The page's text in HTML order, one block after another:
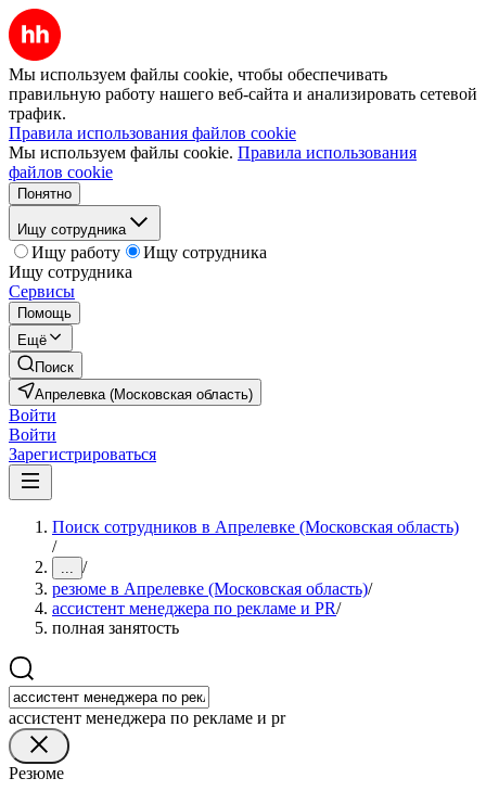
Мы используем файлы cookie, чтобы обеспечивать
правильную работу нашего веб-сайта и анализировать сетевой
трафик.
Правила использования файлов cookie
Мы используем файлы cookie. Правила использования
файлов cookie
Понятно
Ищу сотрудника
Ищу работу
Ищу сотрудника
Ищу сотрудника
Сервисы
Помощь
Ещё
Поиск
Апрелевка (Московская область)
Войти
Войти
Зарегистрироваться
Поиск сотрудников в Апрелевке (Московская область)
/
... /
резюме в Апрелевке (Московская область)/
ассистент менеджера по рекламе и PR/
полная занятость
ассистент менеджера по рекламе и pr
Резюме